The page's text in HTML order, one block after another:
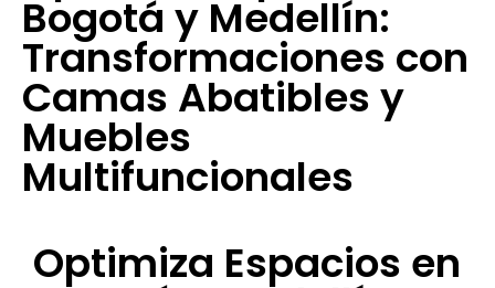
Bogotá y Medellín:
Transformaciones con
Camas Abatibles y
Muebles
Multifuncionales
Optimiza Espacios en